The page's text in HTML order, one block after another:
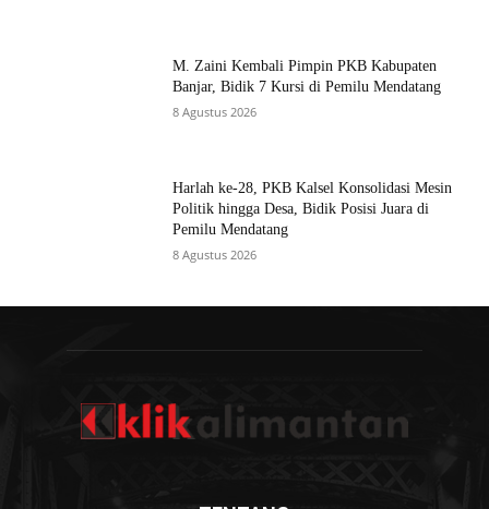
M. Zaini Kembali Pimpin PKB Kabupaten
Banjar, Bidik 7 Kursi di Pemilu Mendatang
8 Agustus 2026
Harlah ke-28, PKB Kalsel Konsolidasi Mesin
Politik hingga Desa, Bidik Posisi Juara di
Pemilu Mendatang
8 Agustus 2026